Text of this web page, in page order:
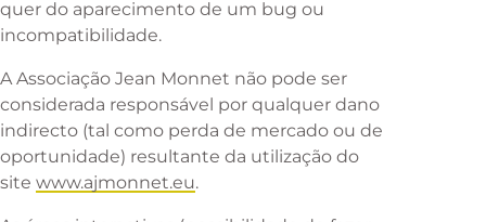
quer do aparecimento de um bug ou
incompatibilidade.
A Associação Jean Monnet não pode ser
considerada responsável por qualquer dano
indirecto (tal como perda de mercado ou de
oportunidade) resultante da utilização do
site www.ajmonnet.eu.